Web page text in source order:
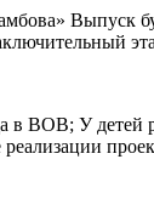
Выпуск
ВОВ; У